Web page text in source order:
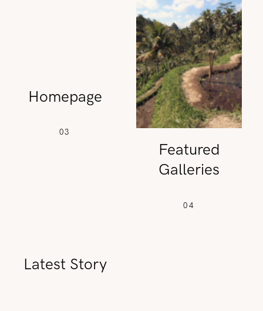
04
03
Latest Story
Homepage
Featured
Galleries
REISETIPPS
SHOP
KONTAKT